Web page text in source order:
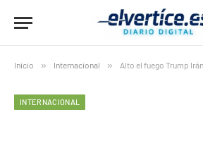
Inicio » Internacional » Alto el fuego Trump Irán 2026: 7 claves
INTERNACIONAL